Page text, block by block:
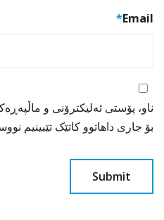
Email
*
ناو، پۆستی ئەلیکترۆنی و
بۆ جاری داهاتوو کاتێک تێبینیم